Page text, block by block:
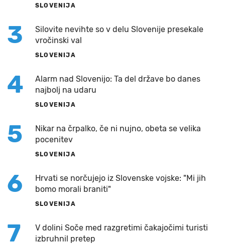
SLOVENIJA
3
Silovite nevihte so v delu Slovenije presekale
vročinski val
SLOVENIJA
4
Alarm nad Slovenijo: Ta del države bo danes
najbolj na udaru
SLOVENIJA
5
Nikar na črpalko, če ni nujno, obeta se velika
pocenitev
SLOVENIJA
6
Hrvati se norčujejo iz Slovenske vojske: "Mi jih
bomo morali braniti"
SLOVENIJA
7
V dolini Soče med razgretimi čakajočimi turisti
izbruhnil pretep